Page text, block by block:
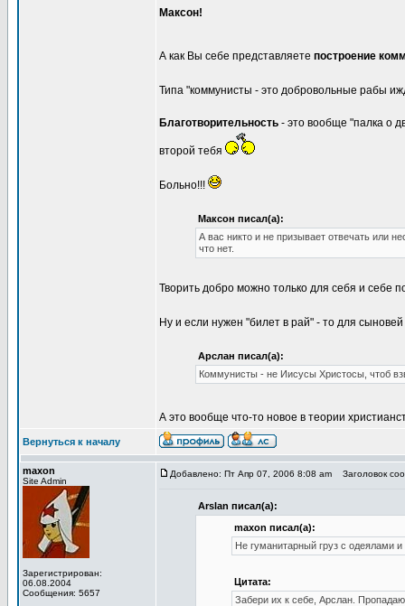
Максон!
А как Вы себе представляете построение
Типа "коммунисты - это добровольные рабы
Благотворительность - это вообще "палка о
второй тебя
Больно!!!
Максон писал(а):
А вас никто и не призывает отвечать или
что нет.
Творить добро можно только для себя и себе
Ну и если нужен "билет в рай" - то для
Арслан писал(а):
Коммунисты - не Иисусы Христосы, чтоб
А это вообще что-то новое в теории
Вернуться к началу
maxon
Site Admin
Зарегистрирован:
06.08.2004
Сообщения: 5657
Добавлено: Пт Апр 07, 2006 8:08 am Заголовок
Arslan писал(а):
maxon писал(а):
Не гуманитарный груз с одеялами
Цитата:
Забери их к себе, Арслан.